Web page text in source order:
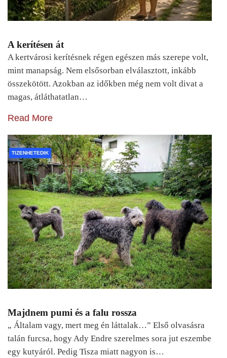
A kerítésen át
A kertvárosi kerítésnek régen egészen más szerepe volt,
mint manapság. Nem elsősorban elválasztott, inkább
összekötött. Azokban az időkben még nem volt divat a
magas, átláthatatlan…
Read More
TIZENHETEDIK
Majdnem pumi és a falu rossza
„ Általam vagy, mert meg én láttalak…” Első olvasásra
talán furcsa, hogy Ady Endre szerelmes sora jut eszembe
egy kutyáról. Pedig Tisza miatt nagyon is…